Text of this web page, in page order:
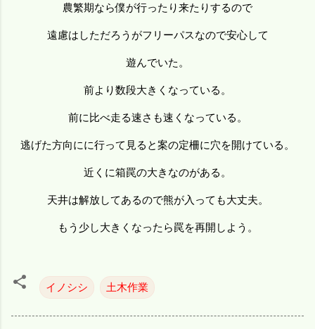
農繁期なら僕が行ったり来たりするので
遠慮はしただろうがフリーパスなので安心して
遊んでいた。
前より数段大きくなっている。
前に比べ走る速さも速くなっている。
逃げた方向にに行って見ると案の定柵に穴を開けている。
近くに箱罠の大きなのがある。
天井は解放してあるので熊が入っても大丈夫。
もう少し大きくなったら罠を再開しよう。
イノシシ 土木作業